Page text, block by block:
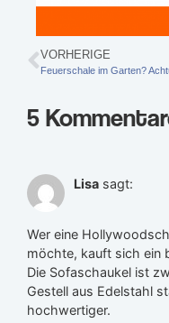
VORHERIGE
5
Lisa sagt:
Wer eine
möchte, kauft sich ein
Die Sofaschaukel ist
Gestell aus Edelstahl
hochwertiger.